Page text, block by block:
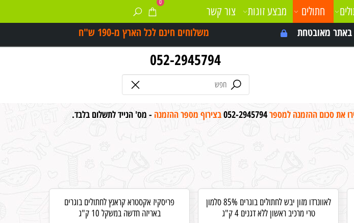
באתר מאובטחת משלוחים חינם לכל הארץ מ-190 ש"ח
052-2945794
0
חתולים מבצע זוגות צור קשר
052-2945794בצירוף מספר ההזמנה - מס' הנייד לתשלום בלבד.
לאוונרדו מזון יבש לחתולים בוגרים 85% סלמון
טרי מרכיב ראשון ללא דגנים 4 ק"ג
פריסקיז אקסטרא קראנץ לחתולים בוגרים
באריזה חדשה במשקל 10 ק"ג